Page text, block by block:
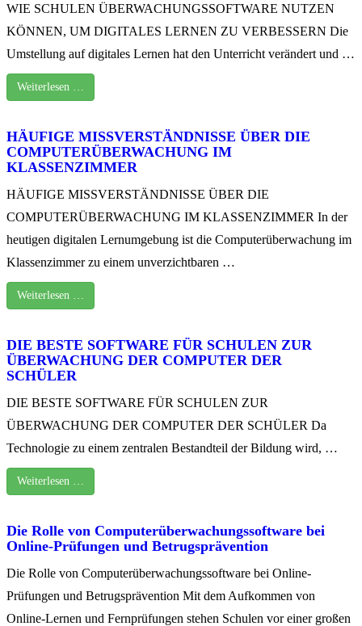
WIE SCHULEN ÜBERWACHUNGSSOFTWARE NUTZEN
KÖNNEN, UM DIGITALES LERNEN ZU VERBESSERN Die
Umstellung auf digitales Lernen hat den Unterricht verändert und …
Weiterlesen …
HÄUFIGE MISSVERSTÄNDNISSE ÜBER DIE
COMPUTERÜBERWACHUNG IM
KLASSENZIMMER
HÄUFIGE MISSVERSTÄNDNISSE ÜBER DIE
COMPUTERÜBERWACHUNG IM KLASSENZIMMER In der
heutigen digitalen Lernumgebung ist die Computerüberwachung im
Klassenzimmer zu einem unverzichtbaren …
Weiterlesen …
DIE BESTE SOFTWARE FÜR SCHULEN ZUR
ÜBERWACHUNG DER COMPUTER DER
SCHÜLER
DIE BESTE SOFTWARE FÜR SCHULEN ZUR
ÜBERWACHUNG DER COMPUTER DER SCHÜLER Da
Technologie zu einem zentralen Bestandteil der Bildung wird, …
Weiterlesen …
Die Rolle von Computerüberwachungssoftware bei
Online-Prüfungen und Betrugsprävention
Die Rolle von Computerüberwachungssoftware bei Online-
Prüfungen und Betrugsprävention Mit dem Aufkommen von
Online-Lernen und Fernprüfungen stehen Schulen vor einer großen